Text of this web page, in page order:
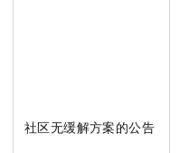
社区无缓解方案的公告